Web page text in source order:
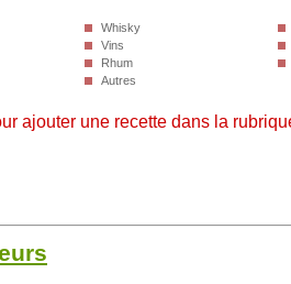
Whisky
Vins
Rhum
Autres
ajouter une recette dans la